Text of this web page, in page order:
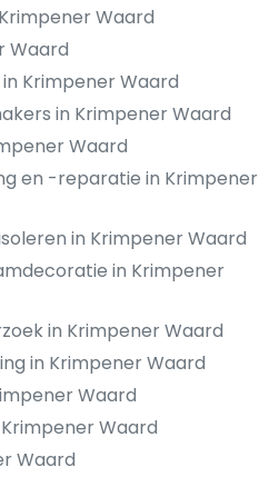
Waard
Waard
Krimpener Waard
in Krimpener Waard
Waard
en -reparatie in Krimpener
in Krimpener Waard
in Krimpener
in Krimpener Waard
in Krimpener Waard
Waard
Waard
Waard